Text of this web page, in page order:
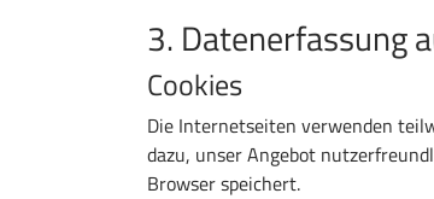
3. Datenerfassung
Cookies
Die Internetseiten verwenden
dazu, unser Angebot
Browser speichert.